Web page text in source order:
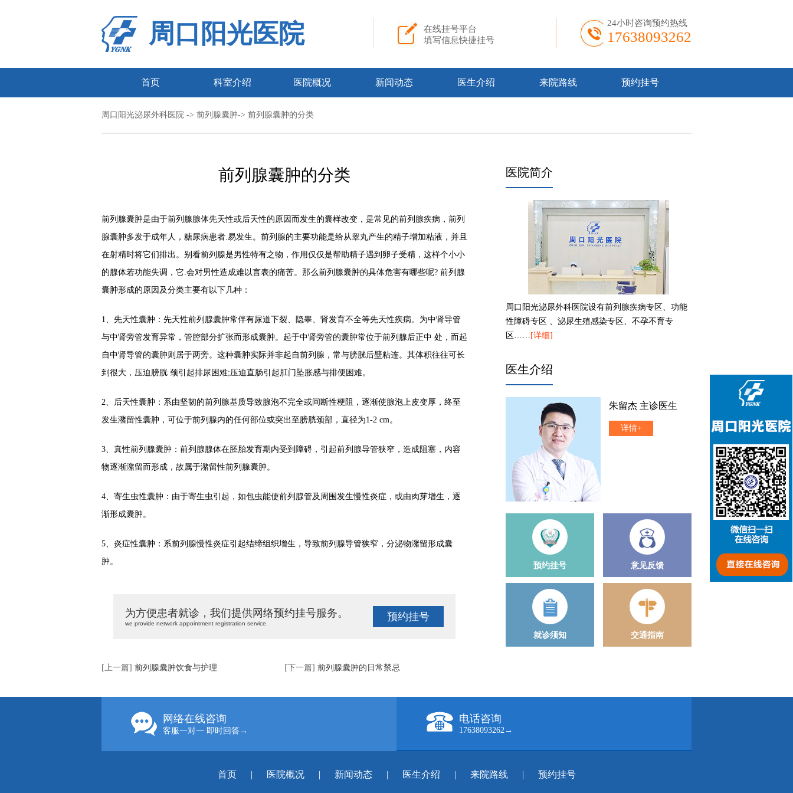
周口阳光医院
在线挂号平台
填写信息快捷挂号
24小时咨询预约热线
17638093262
首页 科室介绍 医院概况 新闻动态 医生介绍 来院路线 预约挂号
周口阳光泌尿外科医院 -> 前列腺囊肿-> 前列腺囊肿的分类
前列腺囊肿的分类
前列腺囊肿是由于前列腺腺体先天性或后天性的原因而发生的囊样改变，是常见的前列腺疾病，前列
腺囊肿多发于成年人，糖尿病患者.易发生。前列腺的主要功能是给从睾丸产生的精子增加粘液，并且
在射精时将它们排出。别看前列腺是男性特有之物，作用仅仅是帮助精子遇到卵子受精，这样个小小
的腺体若功能失调，它.会对男性造成难以言表的痛苦。那么前列腺囊肿的具体危害有哪些呢? 前列腺
囊肿形成的原因及分类主要有以下几种：
1、先天性囊肿：先天性前列腺囊肿常伴有尿道下裂、隐睾、肾发育不全等先天性疾病。为中肾导管
与中肾旁管发育异常，管腔部分扩张而形成囊肿。起于中肾旁管的囊肿常位于前列腺后正中 处，而起
自中肾导管的囊肿则居于两旁。这种囊肿实际并非起自前列腺，常与膀胱后壁粘连。其体积往往可长
到很大，压迫膀胱 颈引起排尿困难;压迫直肠引起肛门坠胀感与排便困难。
2、后天性囊肿：系由坚韧的前列腺基质导致腺泡不完全或间断性梗阻，逐渐使腺泡上皮变厚，终至
发生潴留性囊肿，可位于前列腺内的任何部位或突出至膀胱颈部，直径为1-2 cm。
3、真性前列腺囊肿：前列腺腺体在胚胎发育期内受到障碍，引起前列腺导管狭窄，造成阻塞，内容
物逐渐潴留而形成，故属于潴留性前列腺囊肿。
4、寄生虫性囊肿：由于寄生虫引起，如包虫能使前列腺管及周围发生慢性炎症，或由肉芽增生，逐
渐形成囊肿。
5、炎症性囊肿：系前列腺慢性炎症引起结缔组织增生，导致前列腺导管狭窄，分泌物潴留形成囊
肿。
为方便患者就诊，我们提供网络预约挂号服务。
we provide network appointment registration service.
预约挂号
[上一篇] 前列腺囊肿饮食与护理 [下一篇] 前列腺囊肿的日常禁忌
医院简介
周口阳光泌尿外科医院设有前列腺疾病专区、功能
性障碍专区 、泌尿生殖感染专区、不孕不育专
区…… [详细]
医生介绍
朱留杰 主诊医生
详情+
预约挂号 意见反馈
就诊须知 交通指南
网络在线咨询
客服一对一 即时回答→
电话咨询
17638093262→
首页 | 医院概况 | 新闻动态 | 医生介绍 | 来院路线 | 预约挂号